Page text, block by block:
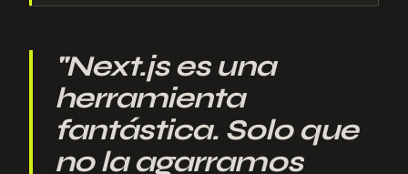
"Next.js es una
herramienta
fantástica. Solo que
no la agarramos